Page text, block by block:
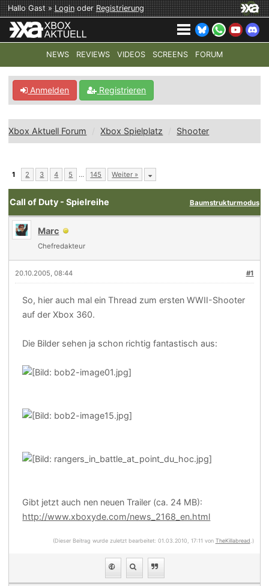
Hallo Gast »LoginoderRegistrierung
NEWS REVIEWS VIDEOS SCREENS FORUM
TOP-THEMEN: COD: MODERN WARFARE 4 HALO:
Anmelden Registrieren
Xbox Aktuell Forum Xbox Spielplatz Shooter
1 2 3 4 5 … 145 Weiter »
Baumstrukturmodus
Call of Duty - Spielreihe
Marc
Chefredakteur
#1
20.10.2005, 08:44
So, hier auch mal ein Thread zum ersten WWII-Shooter
auf der Xbox 360.
Die Bilder sehen ja schon richtig fantastisch aus:
Gibt jetzt auch nen neuen Trailer (ca. 24 MB):
http://www.xboxyde.com/news_2168_en.html
(Dieser Beitrag wurde zuletzt bearbeitet: 01.03.2010, 17:11 von TheKillabread.)